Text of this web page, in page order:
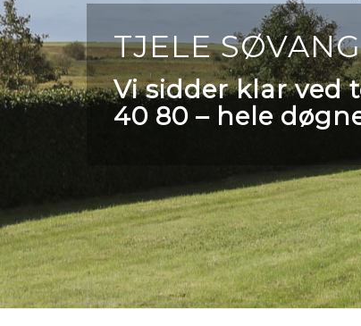
TJELE SØVANG
Vi sidder klar ved
40 80 – hele